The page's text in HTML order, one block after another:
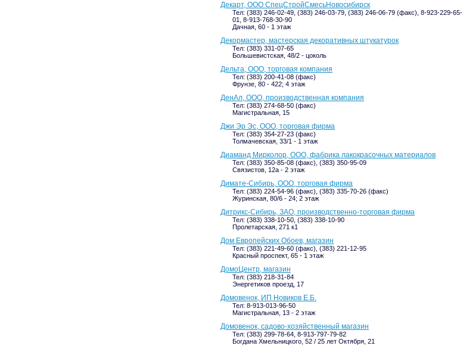
Декарт, ООО СпецСтройСмесьНовосибирск
Тел: (383) 246-02-49, (383) 246-03-79, (383) 246-06-79 (факс), 8-923-229-65-
01, 8-913-768-30-90
Дачная, 60 - 1 этаж
Декормастер, мастерская декоративных штукатурок
Тел: (383) 331-07-65
Большевистская, 48/2 - цоколь
Дельта, ООО, торговая компания
Тел: (383) 200-41-08 (факс)
Фрунзе, 80 - 422; 4 этаж
ДенАл, ООО, производственная компания
Тел: (383) 274-68-50 (факс)
Магистральная, 15
Джи Эр Эс, ООО, торговая фирма
Тел: (383) 354-27-23 (факс)
Толмачевская, 33/1 - 1 этаж
Диаманд Мирколор, ООО, фабрика лакокрасочных материалов
Тел: (383) 350-85-08 (факс), (383) 350-95-09
Связистов, 12а - 2 этаж
Димате-Сибирь, ООО, торговая фирма
Тел: (383) 224-54-96 (факс), (383) 335-70-26 (факс)
Журинская, 80/6 - 24; 2 этаж
Дитрикс-Сибирь, ЗАО, производственно-торговая фирма
Тел: (383) 338-10-50, (383) 338-10-90
Пролетарская, 271 к1
Дом Европейских Обоев, магазин
Тел: (383) 221-49-60 (факс), (383) 221-12-95
Красный проспект, 65 - 1 этаж
ДомоЦентр, магазин
Тел: (383) 218-31-84
Энергетиков проезд, 17
Домовенок, ИП Новиков Е.Б.
Тел: 8-913-013-96-50
Магистральная, 13 - 2 этаж
Домовенок, садово-хозяйственный магазин
Тел: (383) 299-78-64, 8-913-797-79-82
Богдана Хмельницкого, 52 / 25 лет Октября, 21